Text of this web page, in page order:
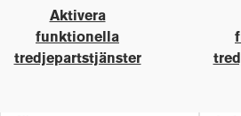
Aktivera
funktionella
tredjepartstjänster